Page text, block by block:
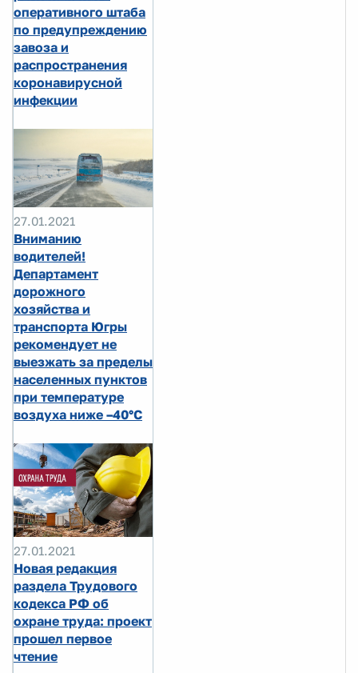
оперативного штаба
по предупреждению
завоза и
распространения
коронавирусной
инфекции
27.01.2021
Вниманию
водителей!
Департамент
дорожного
хозяйства и
транспорта Югры
рекомендует не
выезжать за пределы
населенных пунктов
при температуре
воздуха ниже –40°C
27.01.2021
Новая редакция
раздела Трудового
кодекса РФ об
охране труда: проект
прошел первое
чтение